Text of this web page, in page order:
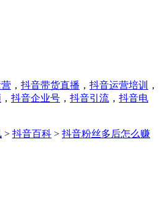
， 抖音带货直播 ， 抖音运营培训
，
， 抖音企业号 ， 抖音引流 ， 抖音电
> 抖音百科 > 抖音粉丝多后怎么赚